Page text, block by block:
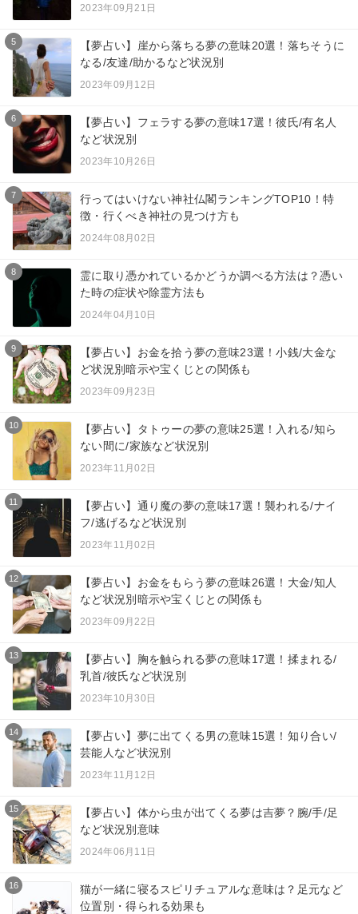
2023年09月21日
5
【夢占い】崖から落ちる夢の意味20選！落ちそうに
なる/友達/助かるなど状況別
2023年09月12日
6
【夢占い】フェラする夢の意味17選！彼氏/有名人
など状況別
2023年10月26日
7
行ってはいけない神社仏閣ランキングTOP10！特
徴・行くべき神社の見つけ方も
2024年08月02日
8
霊に取り憑かれているかどうか調べる方法は？憑い
た時の症状や除霊方法も
2024年04月10日
9
【夢占い】お金を拾う夢の意味23選！小銭/大金な
ど状況別暗示や宝くじとの関係も
2023年09月23日
10
【夢占い】タトゥーの夢の意味25選！入れる/知ら
ない間に/家族など状況別
2023年11月02日
11
【夢占い】通り魔の夢の意味17選！襲われる/ナイ
フ/逃げるなど状況別
2023年11月02日
12
【夢占い】お金をもらう夢の意味26選！大金/知人
など状況別暗示や宝くじとの関係も
2023年09月22日
13
【夢占い】胸を触られる夢の意味17選！揉まれる/
乳首/彼氏など状況別
2023年10月30日
14
【夢占い】夢に出てくる男の意味15選！知り合い/
芸能人など状況別
2023年11月12日
15
【夢占い】体から虫が出てくる夢は吉夢？腕/手/足
など状況別意味
2024年06月11日
16
猫が一緒に寝るスピリチュアルな意味は？足元など
位置別・得られる効果も